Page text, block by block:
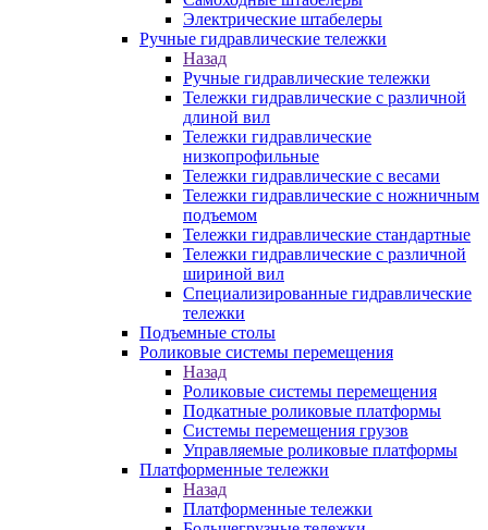
Электрические штабелеры
Ручные гидравлические тележки
Назад
Ручные гидравлические тележки
Тележки гидравлические с различной
длиной вил
Тележки гидравлические
низкопрофильные
Тележки гидравлические с весами
Тележки гидравлические с ножничным
подъемом
Тележки гидравлические стандартные
Тележки гидравлические с различной
шириной вил
Специализированные гидравлические
тележки
Подъемные столы
Роликовые системы перемещения
Назад
Роликовые системы перемещения
Подкатные роликовые платформы
Системы перемещения грузов
Управляемые роликовые платформы
Платформенные тележки
Назад
Платформенные тележки